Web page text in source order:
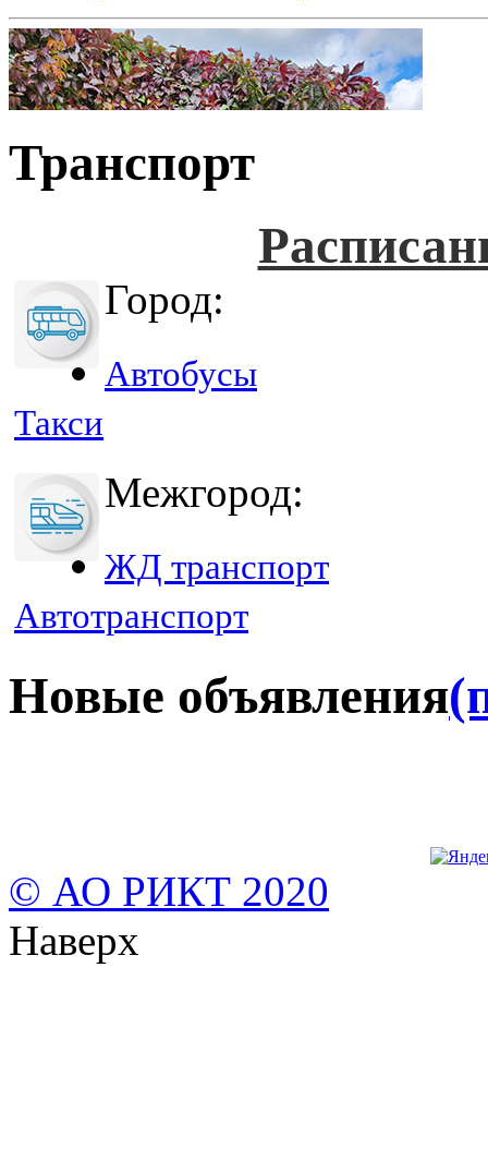
Транспорт
Город:
Автобусы
Такси
Межгород:
ЖД транспорт
Автотранспорт
Новые объявления
© АО РИКТ 2020
Наверх